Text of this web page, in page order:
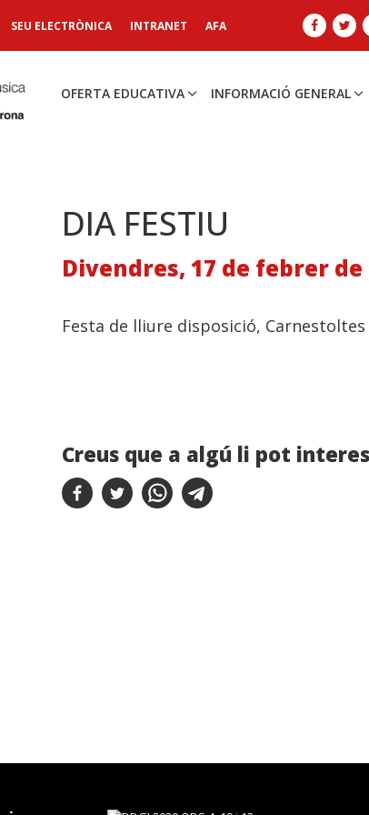
SEU ELECTRÒNICA INTRANET AFA
OFERTA EDUCATIVA INFORMACIÓ GENERAL
DIA FESTIU
Divendres, 17 de febrer de
Festa de lliure disposició, Carnestoltes
Creus que a algú li pot